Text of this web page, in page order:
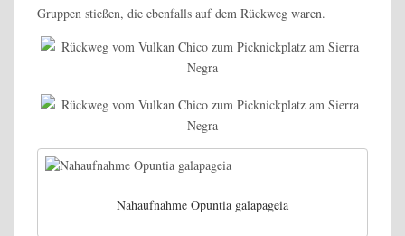
Gruppen stießen, die ebenfalls auf dem Rückweg waren.
Nahaufnahme Opuntia galapageia